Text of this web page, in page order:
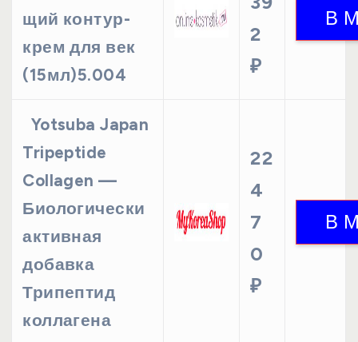
щий контур-
крем для век
(15мл)5.004
2
₽
Yotsuba Japan
Tripeptide
Collagen —
Биологически
активная
добавка
Трипептид
коллагена
22
4
7
0
₽